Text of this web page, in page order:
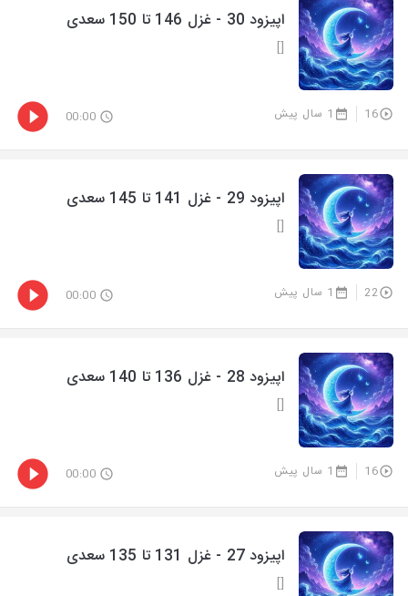
اپیزود 30 - غزل 146 تا 150 سعدی
[]
16 1 سال پیش 00:00
اپیزود 29 - غزل 141 تا 145 سعدی
[]
22 1 سال پیش 00:00
اپیزود 28 - غزل 136 تا 140 سعدی
[]
16 1 سال پیش 00:00
اپیزود 27 - غزل 131 تا 135 سعدی
[]